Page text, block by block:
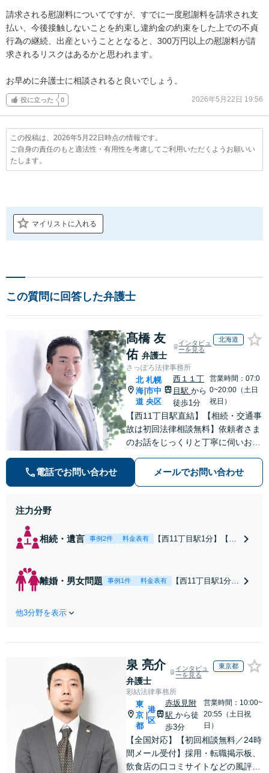
請求される慰謝料についてですが、すでに一度慰謝料を請求され支
払い、今後接触しないことを約束し違約金の約束をした上での不貞
行為の継続、出産ということとなると、300万円以上の慰謝料が請
求されるリスクはあるかと思われます。
お早めに弁護士に相談されると良いでしょう。
役に立った 0 2026年5月22日 19:56
この投稿は、2026年5月22日時点の情報です。
ご自身の責任のもと適法性・有用性を考慮してご利用いただくようお願いい
たします。
マイリストに入れる
この質問に回答した弁護士
髙橋 友
佑 弁護士
インタビュ
ーを見る
北海道
さっぽろ法律事務所
北
海
道
|
札幌
市中
央区
西１１丁
目駅 から
徒歩1分
営業時間：07:0
0~20:00（土日
祝日）
【西11丁目駅直結】【相続・交通事
故は初回法律相談無料】依頼者さま
のお話をじっくりと丁寧に伺いお気
を共に考えていきます。弁護士に相
談するだけでも解決の道筋が見えて
電話でお問い合わせ メールでお問い合わせ
注力分野
相続・遺言 事例2件 料金表有
【西11丁目駅1分】【初
相続放棄など、お困り
の際はぜひご相談くだ
す。【電話・メール・W
EB相談可】
離婚・男女問題 事例1件 料金表有
【西11丁目駅1分】
を軽減できるよ
話を伺い、お気持
ちに寄り添うこと
を大切にしていま
す。離婚するか悩
んでいる段階でも
ご相談ください。
他3分野を表示
泉 亮介
弁護士
インタビュ
ーを見る
東京都
彩結法律事務所
東
京
都
港
区
赤坂見附
駅 から徒
歩3分
営業時間：10:00~
20:55（土日祝
日）
【全国対応】【初回相談無料／24時
間メール受付】採用・転職掲示板、
飲食店の口コミサイトなどの風評被